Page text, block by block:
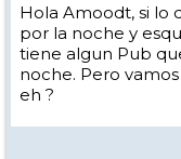
Hola Amoodt, si lo
por la noche y
tiene algun Pub
noche. Pero
eh ?